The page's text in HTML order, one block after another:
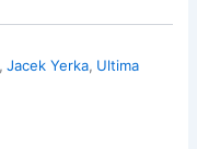
,Jacek Yerka, Ultima